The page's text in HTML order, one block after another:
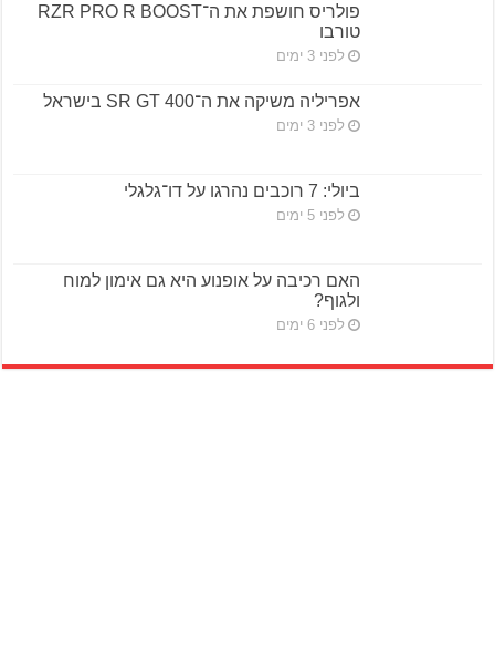
פולריס חושפת את ה־RZR PRO R BOOST
טורבו
לפני 3 ימים
אפריליה משיקה את ה־SR GT 400 בישראל
לפני 3 ימים
ביולי: 7 רוכבים נהרגו על דו־גלגלי
לפני 5 ימים
האם רכיבה על אופנוע היא גם אימון למוח
ולגוף?
לפני 6 ימים